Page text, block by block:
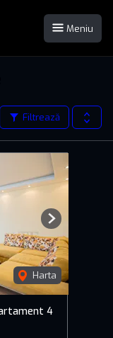
Meniu
Filtrează
Harta
Next
4